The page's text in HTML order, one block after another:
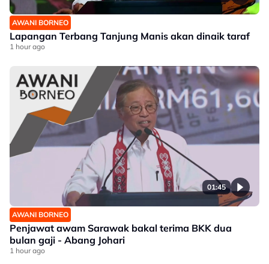
AWANI BORNEO
Lapangan Terbang Tanjung Manis akan dinaik taraf
1 hour ago
01:45
AWANI BORNEO
Penjawat awam Sarawak bakal terima BKK dua
bulan gaji - Abang Johari
1 hour ago